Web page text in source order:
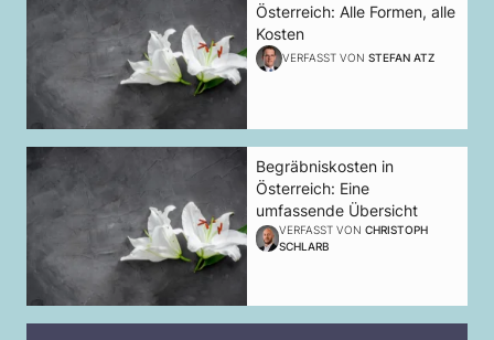
Österreich: Alle Formen, alle
Kosten
VERFASST VON STEFAN ATZ
Begräbniskosten in
Österreich: Eine
umfassende Übersicht
VERFASST VONCHRISTOPH
SCHLARB